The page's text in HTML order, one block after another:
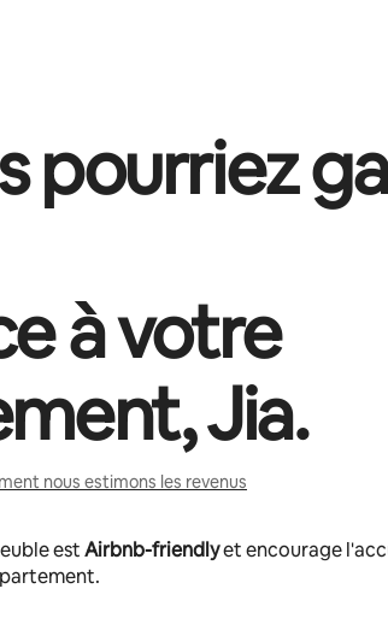
pourriez
à votre
Jia.
nous estimons les revenus
estAirbnb-friendlyet encourage